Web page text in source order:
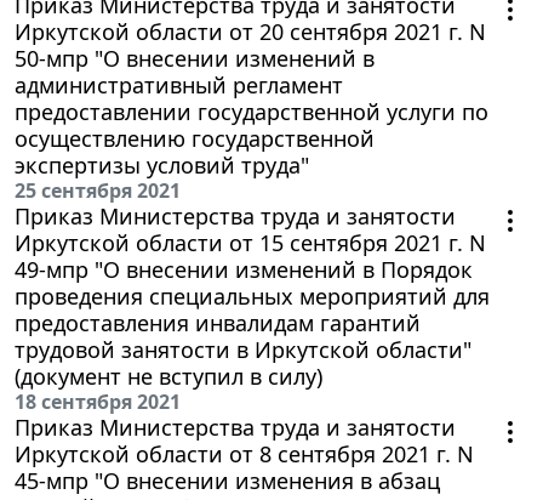
Иркутской области от 20 сентября 2021 г. N
50-мпр "О внесении изменений в
административный регламент
предоставлении государственной услуги по
осуществлению государственной
экспертизы условий труда"
25 сентября 2021
Приказ Министерства труда и занятости
Иркутской области от 15 сентября 2021 г. N
49-мпр "О внесении изменений в Порядок
проведения специальных мероприятий для
предоставления инвалидам гарантий
трудовой занятости в Иркутской области"
(документ не вступил в силу)
18 сентября 2021
Приказ Министерства труда и занятости
Иркутской области от 8 сентября 2021 г. N
45-мпр "О внесении изменения в абзац